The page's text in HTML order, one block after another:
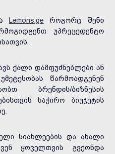
Lemons.ge როგორც შენი
უპრეცედენტო
ქალი დამფუძნებლები ან
წარმოადგენენ
ბრენდის/ბიზნესის
საჭირო ბიუჯეტის
სიახლეების და ახალი
ყოველთვის გვქონდა